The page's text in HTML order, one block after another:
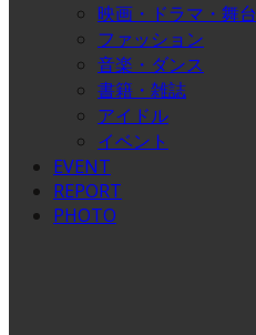
映画・ドラマ・舞台
ファッション
音楽・ダンス
書籍・雑誌
アイドル
イベント
EVENT
REPORT
PHOTO